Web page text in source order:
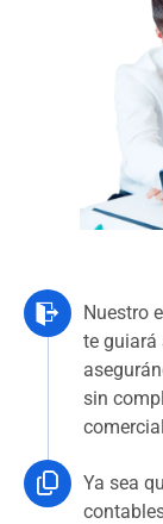
Nuestro
te guiará
sin
Ya sea